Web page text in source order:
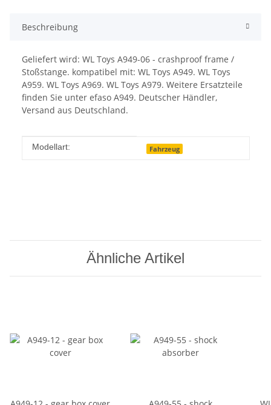
Beschreibung
Geliefert wird: WL Toys A949-06 - crashproof frame /
Stoßstange. kompatibel mit: WL Toys A949. WL Toys
A959. WL Toys A969. WL Toys A979. Weitere Ersatzteile
finden Sie unter efaso A949. Deutscher Händler,
Versand aus Deutschland.
Produkteigenschaft
Wert
Modellart: Fahrzeug
Ähnliche Artikel